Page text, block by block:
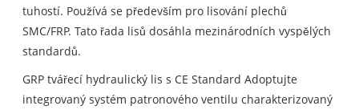
tuhostí. Používá se především pro lisování plechů
SMC/FRP. Tato řada lisů dosáhla mezinárodních vyspělých
standardů.
GRP tvářecí hydraulický lis s CE Standard Adoptujte
integrovaný systém patronového ventilu charakterizovaný